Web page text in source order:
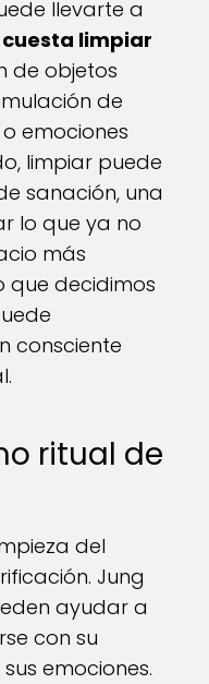
llevarte a
limpiar
de objetos
de
emociones
limpiar puede
sanación, una
lo que ya no
más
que decidimos
consciente
ritual de
del
Jung
ayudar a
con su
emociones.